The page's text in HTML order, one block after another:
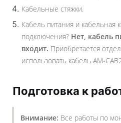
Кабельные стяжки.
Кабель питания и кабельная
подключения? Нет, кабель
входит. Приобретается
использовать кабель AM-
Подготовка к
Внимание: Все работы по